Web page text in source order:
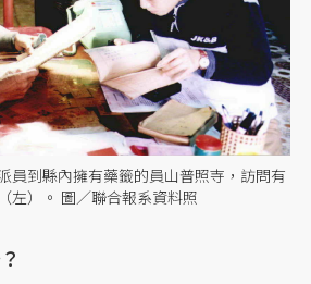
員到縣內擁有藥籤的員山普照寺，訪問有
左）。 圖／聯合報系資料照